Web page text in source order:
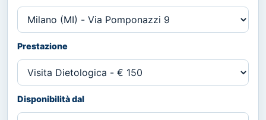
Prestazione
Disponibilità dal